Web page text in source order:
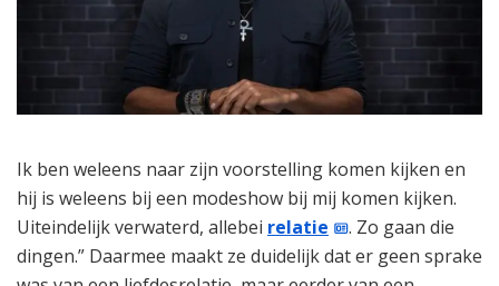
Ik ben weleens naar zijn voorstelling komen kijken en
hij is weleens bij een modeshow bij mij komen kijken.
Uiteindelijk verwaterd, allebei relatie
. Zo gaan die
dingen.” Daarmee maakt ze duidelijk dat er geen sprake